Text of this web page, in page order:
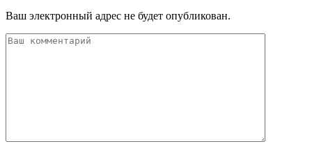
Ваш электронный адрес не будет опубликован.